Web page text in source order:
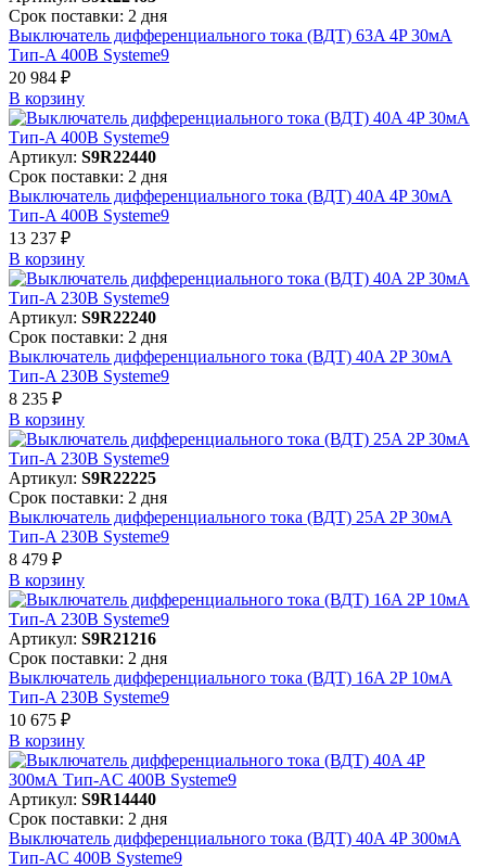
Срок поставки: 2 дня
Выключатель дифференциального тока (ВДТ) 63A 4P 30мА
Тип-A 400В Systeme9
20 984 ₽
В корзинy
Артикул: S9R22440
Срок поставки: 2 дня
Выключатель дифференциального тока (ВДТ) 40A 4P 30мА
Тип-A 400В Systeme9
13 237 ₽
В корзинy
Артикул: S9R22240
Срок поставки: 2 дня
Выключатель дифференциального тока (ВДТ) 40A 2P 30мА
Тип-A 230В Systeme9
8 235 ₽
В корзинy
Артикул: S9R22225
Срок поставки: 2 дня
Выключатель дифференциального тока (ВДТ) 25A 2P 30мА
Тип-A 230В Systeme9
8 479 ₽
В корзинy
Артикул: S9R21216
Срок поставки: 2 дня
Выключатель дифференциального тока (ВДТ) 16A 2P 10мА
Тип-A 230В Systeme9
10 675 ₽
В корзинy
Артикул: S9R14440
Срок поставки: 2 дня
Выключатель дифференциального тока (ВДТ) 40A 4P 300мА
Тип-AC 400В Systeme9